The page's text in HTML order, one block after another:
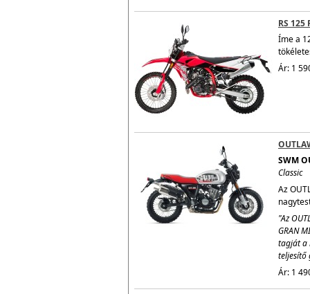
RS 125
Íme a
Ár: 1
SWM
Classic
Az
"Az
GRAN
tagját a
teljesítő
Ár: 1